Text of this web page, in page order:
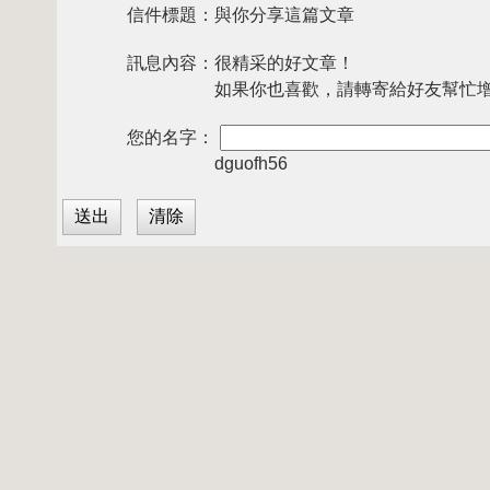
信件標題： 與你分享這篇文章
訊息內容： 很精采的好文章！
如果你也喜歡，請轉寄給好友幫忙
您的名字：
dguofh56